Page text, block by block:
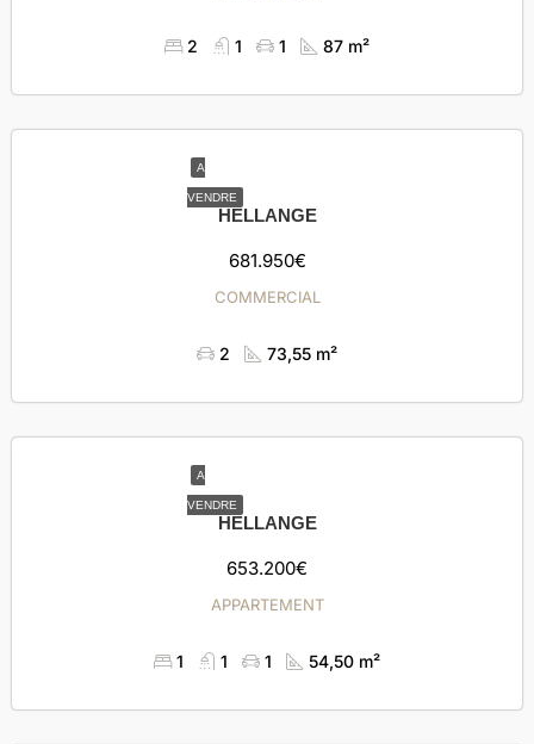
2 1 1 87 m²
A
VENDRE
HELLANGE
681.950€
COMMERCIAL
2 73,55 m²
A
VENDRE
HELLANGE
653.200€
APPARTEMENT
1 1 1 54,50 m²